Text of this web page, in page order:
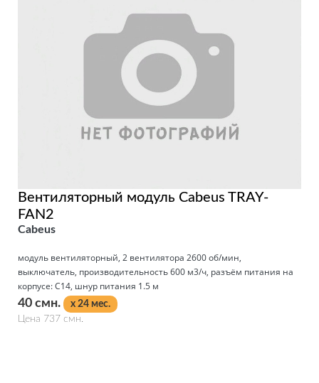
Вентиляторный модуль Cabeus TRAY-
FAN2
Cabeus
модуль вентиляторный, 2 вентилятора 2600 об/мин,
выключатель, производительность 600 м3/ч, разъём питания на
корпусе: С14, шнур питания 1.5 м
40 смн.
x 24 мес.
Цена 737 смн.